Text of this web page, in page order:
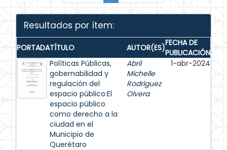
Resultados por ítem:
PORTADATÍTULO AUTOR(ES)FECHA DE
PUBLICACIÓN
Políticas Públicas,
gobernabilidad y
regulación del
espacio público:El
espacio público
como derecho a la
ciudad en el
Municipio de
Querétaro
Abril
Michelle
Rodríguez
Olvera
1-abr-2024